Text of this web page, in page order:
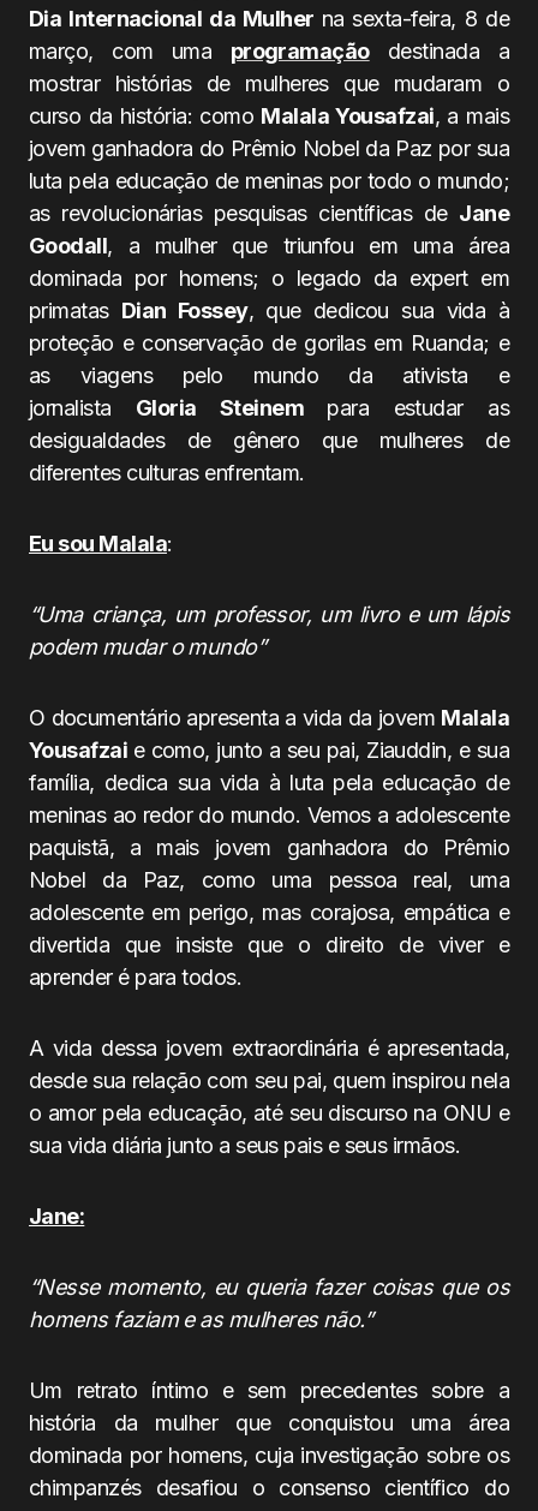
Dia Internacional da Mulher na sexta-feira, 8 de
março, com uma programaçãodestinada a
mostrar histórias de mulheres que mudaram o
curso da história: como Malala Yousafzai, a mais
jovem ganhadora do Prêmio Nobel da Paz por sua
luta pela educação de meninas por todo o mundo;
as revolucionárias pesquisas científicas de Jane
Goodall, a mulher que triunfou em uma área
dominada por homens; o legado da expert em
primatas Dian Fossey, que dedicou sua vida à
proteção e conservação de gorilas em Ruanda; e
as viagens pelo mundo da ativista e
jornalista Gloria Steinem para estudar as
desigualdades de gênero que mulheres de
diferentes culturas enfrentam.
Eu sou Malala:
“Uma criança, um professor, um livro e um lápis
podem mudar o mundo”
O documentário apresenta a vida da jovem Malala
Yousafzai e como, junto a seu pai, Ziauddin, e sua
família, dedica sua vida à luta pela educação de
meninas ao redor do mundo. Vemos a adolescente
paquistã, a mais jovem ganhadora do Prêmio
Nobel da Paz, como uma pessoa real, uma
adolescente em perigo, mas corajosa, empática e
divertida que insiste que o direito de viver e
aprender é para todos.
A vida dessa jovem extraordinária é apresentada,
desde sua relação com seu pai, quem inspirou nela
o amor pela educação, até seu discurso na ONU e
sua vida diária junto a seus pais e seus irmãos.
Jane:
“Nesse momento, eu queria fazer coisas que os
homens faziam e as mulheres não.”
Um retrato íntimo e sem precedentes sobre a
história da mulher que conquistou uma área
dominada por homens, cuja investigação sobre os
chimpanzés desafiou o consenso científico do